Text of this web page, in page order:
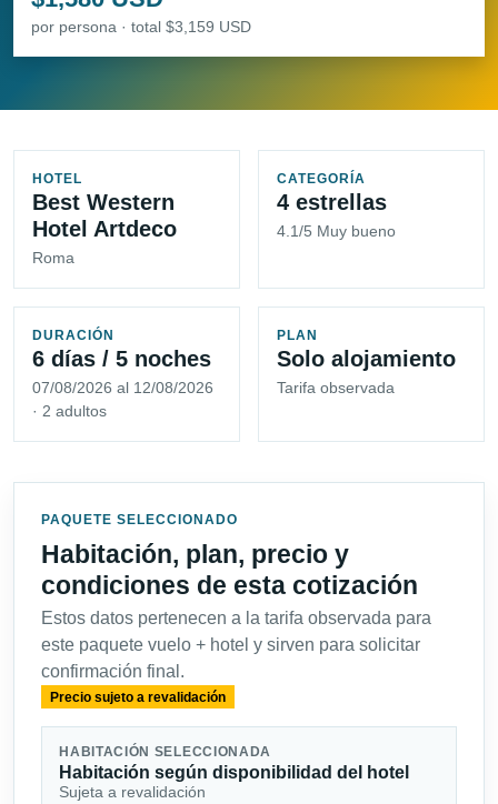
por persona · total $3,159 USD
HOTEL
Best Western
Hotel Artdeco
Roma
CATEGORÍA
4 estrellas
4.1/5 Muy bueno
DURACIÓN
6 días / 5 noches
07/08/2026 al 12/08/2026
· 2 adultos
PLAN
Solo alojamiento
Tarifa observada
PAQUETE SELECCIONADO
Habitación, plan, precio y
condiciones de esta cotización
Estos datos pertenecen a la tarifa observada para
este paquete vuelo + hotel y sirven para solicitar
confirmación final.
Precio sujeto a revalidación
HABITACIÓN SELECCIONADA
Habitación según disponibilidad del hotel
Sujeta a revalidación